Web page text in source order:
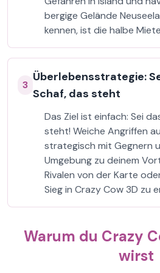
bergige Gelände
kennen, ist die halbe
3
Überlebensstrategie:
Schaf, das steht
Das Ziel ist einfach: Sei
steht! Weiche Angriffen
strategisch mit Gegnern
Umgebung zu deinem
Rivalen von der Karte
Sieg in Crazy Cow 3D zu
Warum du Crazy
wirst